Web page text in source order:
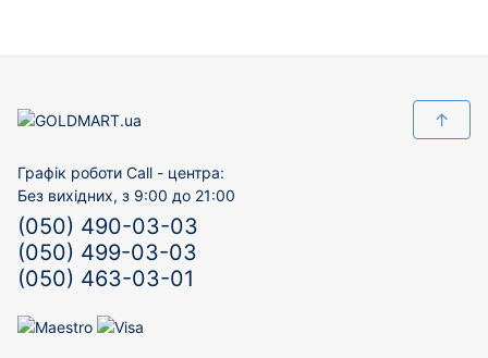
↑
Графік роботи Call - центра:
Без вихідних, з 9:00 до 21:00
(050) 490-03-03
(050) 499-03-03
(050) 463-03-01